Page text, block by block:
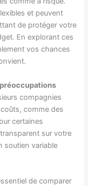
et peuvent
de protéger votre
En explorant ces
vos chances
préoccupations
compagnies
comme des
certaines
sur votre
soutien variable
de comparer